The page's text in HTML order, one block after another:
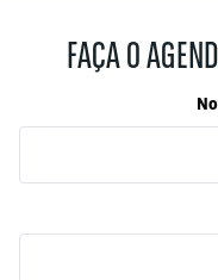
FAÇA O